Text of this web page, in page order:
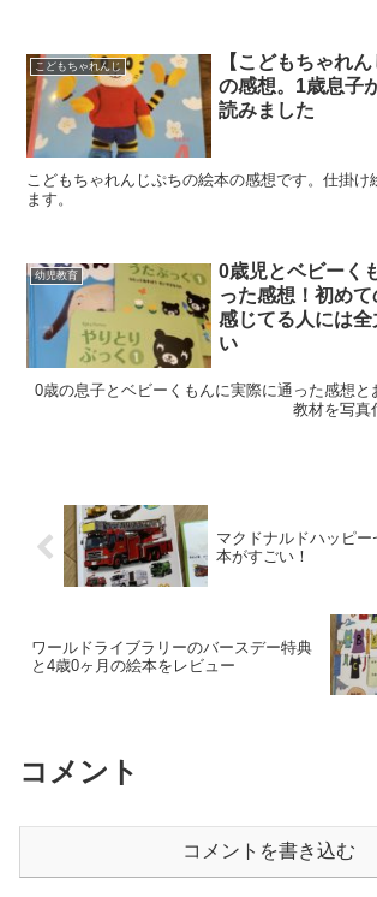
こどもちゃれんじ
【こどもちゃれ
の感想。1歳息子
読みました
こどもちゃれんじぷちの絵本の感想です。仕掛け
ます。
幼児教育
0歳児とベビーく
った感想！初め
感じてる人には
い
0歳の息子とベビーくもんに実際に通った感想と
教材を写真
マクドナルドハッピ
本がすごい！
ワールドライブラリーのバースデー特典
と4歳0ヶ月の絵本をレビュー
コメント
コメントを書き込む